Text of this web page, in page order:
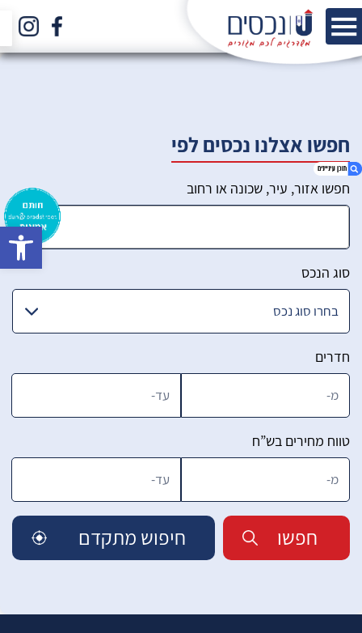
חפשו אצלנו נכסים לפי
חפשו אזור, עיר, שכונה או רחוב
סוג הנכס
חדרים
טווח מחירים בש”ח
חפשו חיפוש מתקדם